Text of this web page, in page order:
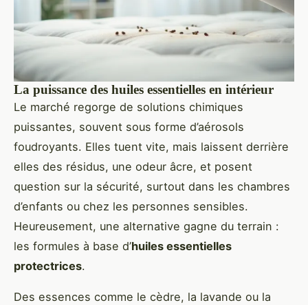
La puissance des huiles essentielles en intérieur
Le marché regorge de solutions chimiques
puissantes, souvent sous forme d’aérosols
foudroyants. Elles tuent vite, mais laissent derrière
elles des résidus, une odeur âcre, et posent
question sur la sécurité, surtout dans les chambres
d’enfants ou chez les personnes sensibles.
Heureusement, une alternative gagne du terrain :
les formules à base d’huiles essentielles
protectrices.
Des essences comme le cèdre, la lavande ou la